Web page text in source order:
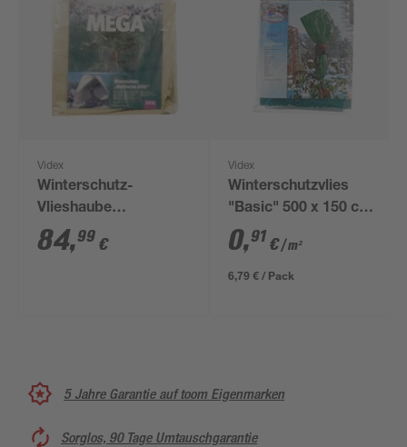
Videx
Winterschutz-
Vlieshaube
'Mediterran' beige Ø
250 x 350 cm
84,99 €
Videx
Winterschutzvlies
"Basic" 500 x 150 cm
grün
0,91 €/ m²
6,79 € / Pack
5 Jahre Garantie auf toom Eigenmarken
Sorglos, 90 Tage Umtauschgarantie